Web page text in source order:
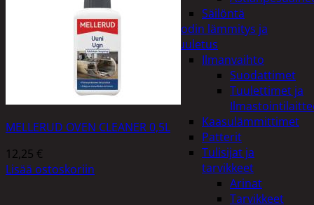
Säilöntä
Kodin lämmitys ja
tuuletus
Ilmanvaihto
Suodattimet
Tuulettimet ja
Kaasulämmittimet
Patterit
Tulisijat ja
tarvikkeet
Arinat
Tarvikkeet
MELLERUD OVEN CLEANER 0,5L
12,25 €
Lisää ostoskoriin